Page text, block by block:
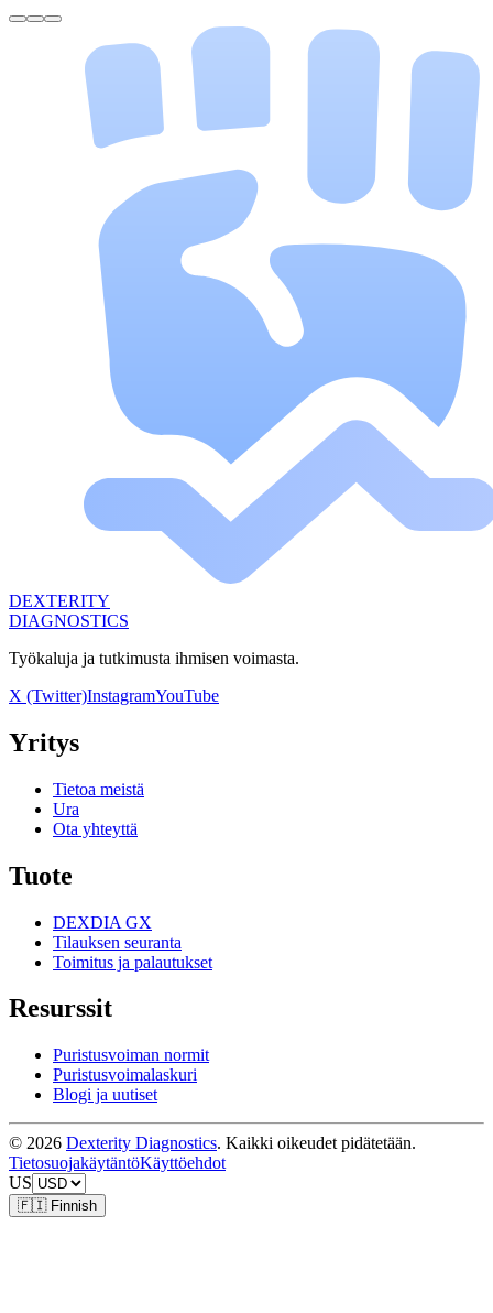
DEXTERITY
DIAGNOSTICS
Työkaluja ja tutkimusta ihmisen voimasta.
X (Twitter)InstagramYouTube
Yritys
Tietoa meistä
Ura
Ota yhteyttä
Tuote
DEXDIA GX
Tilauksen seuranta
Toimitus ja palautukset
Resurssit
Puristusvoiman normit
Puristusvoimalaskuri
Blogi ja uutiset
© 2026 Dexterity Diagnostics. Kaikki oikeudet pidätetään.
TietosuojakäytäntöKäyttöehdot
US
🇫🇮 Finnish